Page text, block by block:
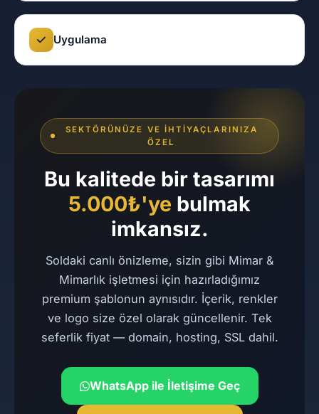
Uygulama
SEKTÖRÜNÜZE VE İHTIYAÇLARINIZA
ÖZEL
Bu kalitede bir tasarımı
5.000₺'ye bulmak
imkansız.
Soldaki canlı önizleme, sizin gibi Mimar &
Mimarlık işletmesi için hazırladığımız
premium şablonun aynısıdır. İçerik, renkler
ve logo size özel olarak güncellenir. Tek
seferlik fiyat — domain, hosting, SSL dahil.
WhatsApp ile İletişime Geç